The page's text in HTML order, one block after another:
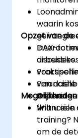
waarin
DAX-
Opzet van de
discussies.
van
financiële
Wilt u
training?
om de